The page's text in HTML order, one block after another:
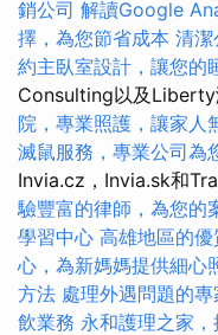
銷公司 解讀Google
擇，為您節省成本 清潔
約主臥室設計，讓您的
Consulting以及
院，專業照護，讓家人
滅鼠服務，專業公司為
Invia.cz，Invia.sk和
驗豐富的律師，為您的
學習中心 高雄地區的
心，為新媽媽提供細心
方法 處理外遇問題的專
飲業務 永和護理之家